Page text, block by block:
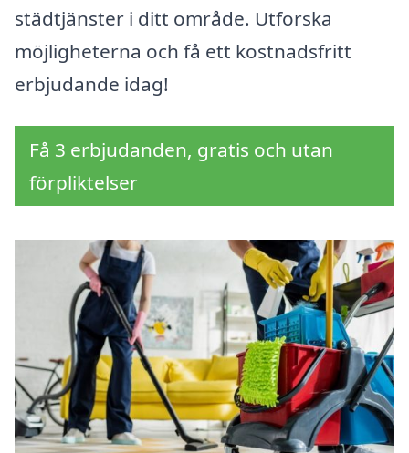
städtjänster i ditt område. Utforska
möjligheterna och få ett kostnadsfritt
erbjudande idag!
Få 3 erbjudanden, gratis och utan
förpliktelser